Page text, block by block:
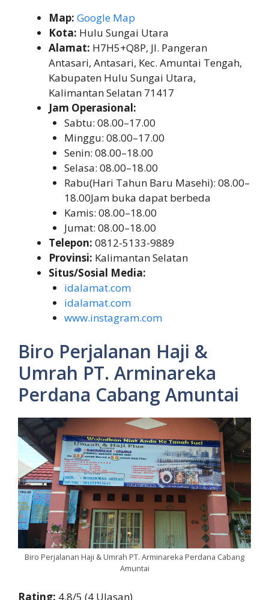
Map: Google Map
Kota: Hulu Sungai Utara
Alamat: H7H5+Q8P, Jl. Pangeran
Antasari, Antasari, Kec. Amuntai Tengah,
Kabupaten Hulu Sungai Utara,
Kalimantan Selatan 71417
Jam Operasional:
Sabtu: 08.00–17.00
Minggu: 08.00–17.00
Senin: 08.00–18.00
Selasa: 08.00–18.00
Rabu(Hari Tahun Baru Masehi): 08.00–
18.00Jam buka dapat berbeda
Kamis: 08.00–18.00
Jumat: 08.00–18.00
Telepon: 0812-5133-9889
Provinsi: Kalimantan Selatan
Situs/Sosial Media:
idalamat.com
idalamat.com
www.instagram.com
Biro Perjalanan Haji &
Umrah PT. Arminareka
Perdana Cabang Amuntai
Biro Perjalanan Haji & Umrah PT. Arminareka Perdana Cabang
Amuntai
Rating: 4,8/5 (4 Ulasan)